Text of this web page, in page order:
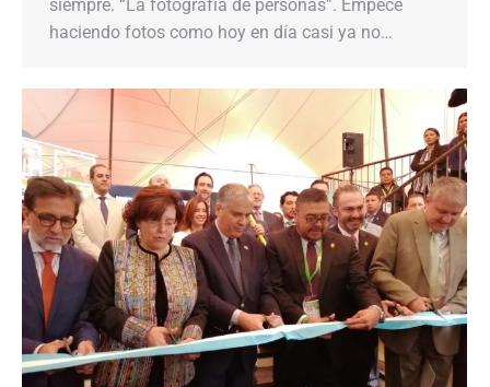
siempre. “La fotografía de personas”. Empecé
haciendo fotos como hoy en día casi ya no…